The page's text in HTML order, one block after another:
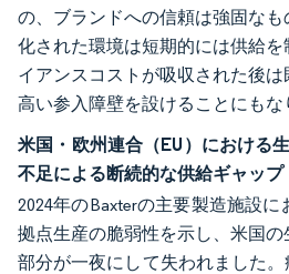
の、ブランドへの信頼は強固な
化された環境は短期的には供給
イアンスコストが吸収された後
高い参入障壁を設けることにもな
米国・欧州連合（EU）における
不足による断続的な供給ギャップ
2024年のBaxterの主要製造施設
拠点生産の脆弱性を示し、米国
部分が一夜にして失われました